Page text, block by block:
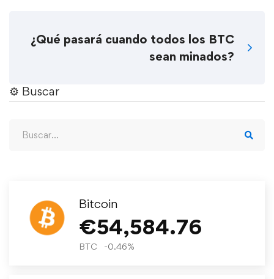
¿Qué pasará cuando todos los BTC
sean minados?
⚙︎ Buscar
Bitcoin
€54,584.76
BTC -0.46%